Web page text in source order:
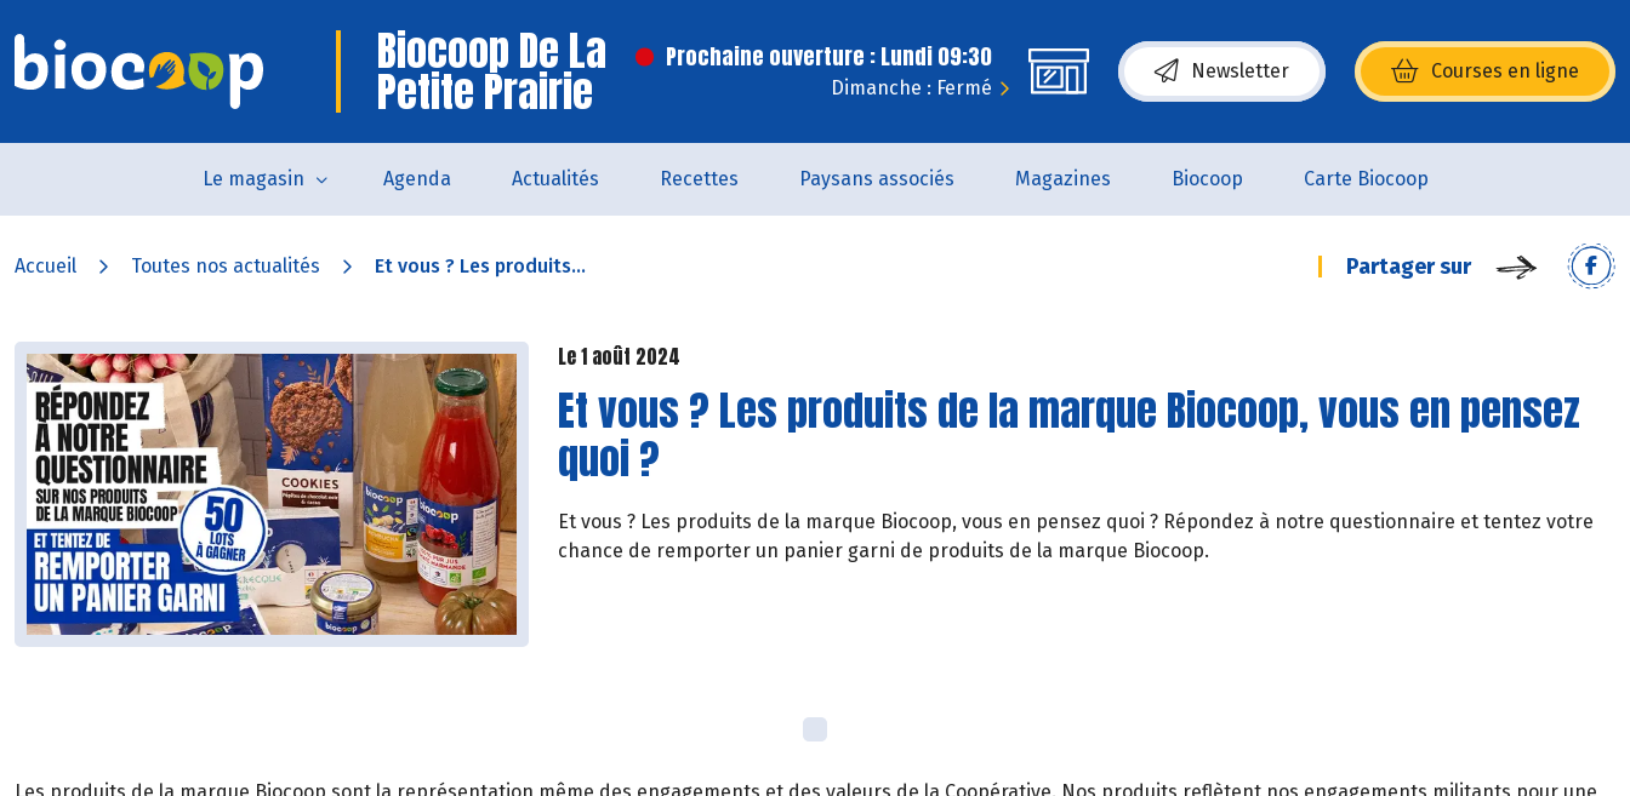
Biocoop De La
Petite Prairie
Prochaine ouverture : Lundi 09:30
Dimanche : Fermé
Newsletter Courses en ligne
(s’ouvre dans une nouvelle fenêtre)
Le magasin Agenda Actualités Recettes Paysans associés Magazines Biocoop Carte Biocoop
Accueil Toutes nos actualités Et vous ? Les produits... Partager sur
Le 1 août 2024
Et vous ? Les produits de la marque Biocoop, vous en pensez
quoi ?
Et vous ? Les produits de la marque Biocoop, vous en pensez quoi ? Répondez à notre questionnaire et tentez votre
chance de remporter un panier garni de produits de la marque Biocoop.